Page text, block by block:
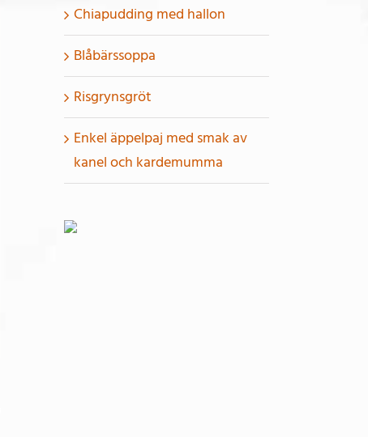
Chiapudding med hallon
Blåbärssoppa
Risgrynsgröt
Enkel äppelpaj med smak av
kanel och kardemumma